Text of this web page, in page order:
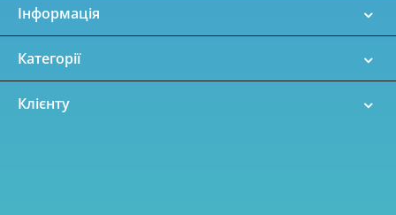
Інформація
Категорії
Клієнту